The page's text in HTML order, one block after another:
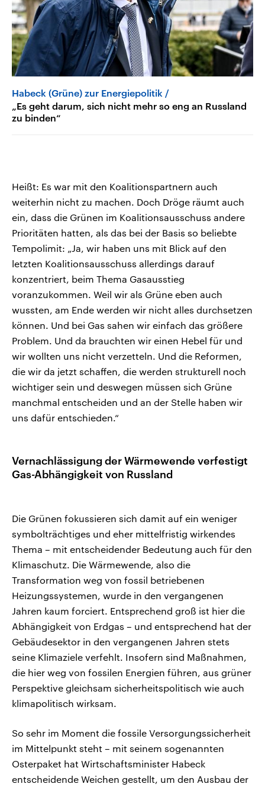
Habeck (Grüne) zur Energiepolitik
„Es geht darum, sich nicht mehr so eng an Russland
zu binden“
Heißt: Es war mit den Koalitionspartnern auch
weiterhin nicht zu machen. Doch Dröge räumt auch
ein, dass die Grünen im Koalitionsausschuss andere
Prioritäten hatten, als das bei der Basis so beliebte
Tempolimit: „Ja, wir haben uns mit Blick auf den
letzten Koalitionsausschuss allerdings darauf
konzentriert, beim Thema Gasausstieg
voranzukommen. Weil wir als Grüne eben auch
wussten, am Ende werden wir nicht alles durchsetzen
können. Und bei Gas sahen wir einfach das größere
Problem. Und da brauchten wir einen Hebel für und
wir wollten uns nicht verzetteln. Und die Reformen,
die wir da jetzt schaffen, die werden strukturell noch
wichtiger sein und deswegen müssen sich Grüne
manchmal entscheiden und an der Stelle haben wir
uns dafür entschieden.“
Vernachlässigung der Wärmewende verfestigt
Gas-Abhängigkeit von Russland
Die Grünen fokussieren sich damit auf ein weniger
symbolträchtiges und eher mittelfristig wirkendes
Thema – mit entscheidender Bedeutung auch für den
Klimaschutz. Die Wärmewende, also die
Transformation weg von fossil betriebenen
Heizungssystemen, wurde in den vergangenen
Jahren kaum forciert. Entsprechend groß ist hier die
Abhängigkeit von Erdgas – und entsprechend hat der
Gebäudesektor in den vergangenen Jahren stets
seine Klimaziele verfehlt. Insofern sind Maßnahmen,
die hier weg von fossilen Energien führen, aus grüner
Perspektive gleichsam sicherheitspolitisch wie auch
klimapolitisch wirksam.
So sehr im Moment die fossile Versorgungssicherheit
im Mittelpunkt steht – mit seinem sogenannten
Osterpaket hat Wirtschaftsminister Habeck
entscheidende Weichen gestellt, um den Ausbau der